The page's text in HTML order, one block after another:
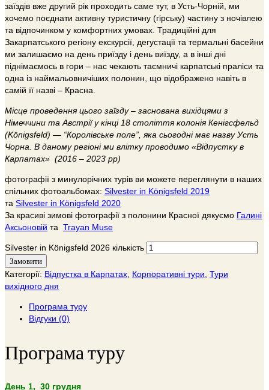
заїздів вже другий рік проходить саме тут, в Усть-Чорній, ми
хочемо поєднати активну туристичну (гірську) частину з ночівлею
та відпочинком у комфортних умовах. Традиційні для
Закарпатського регіону екскурсії, дегустації та термальні басейни
ми залишаємо на день приїзду і день виїзду, а в інші дні
піднімаємось в гори – нас чекають таємничі карпатські праліси та
одна із наймальовничіших полонин, що відображено навіть в
самій її назві – Красна.
Місце проведення цього заїзду – заснована вихідцями з
Німеччини та Австрії у кінці 18 століття колонія Кенігсфельд
(Königsfeld) — “Королівське поле”, яка сьогодні має назву Усть
Чорна. В даному регіоні ми влітку проводимо «Відпустку в
Карпатах» (2016 – 2023 рр)
фотографії з минулорічних турів ви можете переглянути в наших
спільних фотоальбомах: Silvester in Königsfeld 2019
та Silvester in Königsfeld 2020
За красиві зимові фотографії з полонини Красної дякуємо Галині
Аксьоновій та Trayan Muse
Silvester in Königsfeld 2026 кількість
Замовити
Категорії: Відпустка в Карпатах Корпоративні тури Тури
вихідного дня
Програма туру
Відгуки (0)
Програма туру
День 1, 30 грудня